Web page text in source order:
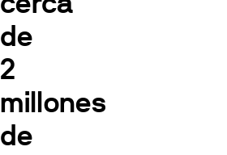
de
2
millones
de